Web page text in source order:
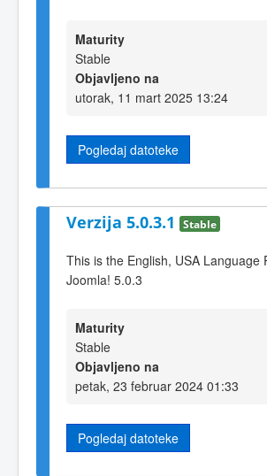
Maturity
Stable
Objavljeno na
utorak, 11 mart 2025 13:24
Pogledaj datoteke
Verzija 5.0.3.1 Stable
This is the English, USA Language
Joomla! 5.0.3
Maturity
Stable
Objavljeno na
petak, 23 februar 2024 01:33
Pogledaj datoteke